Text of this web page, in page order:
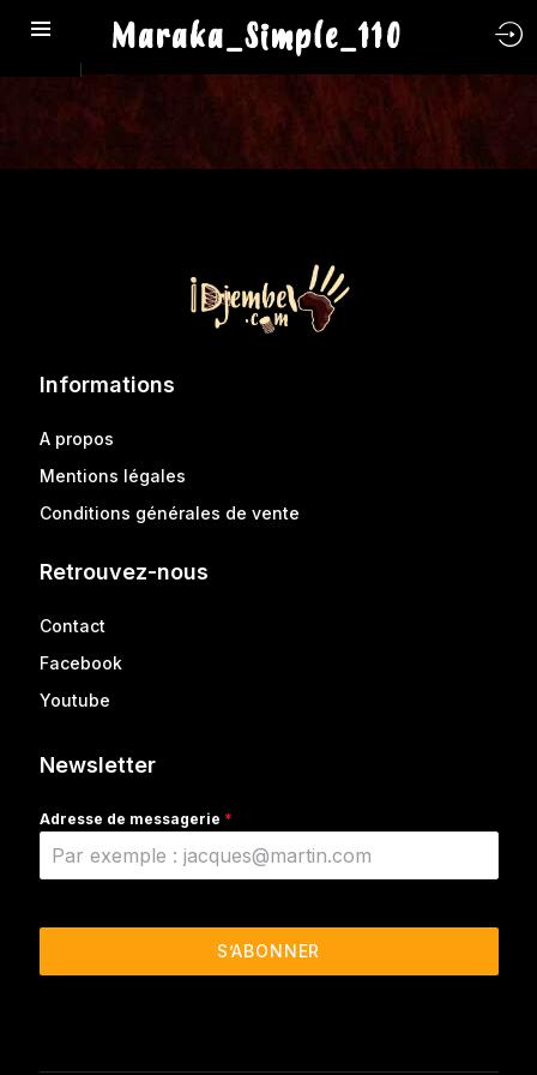
Maraka_Simple_110
Informations
A propos
Mentions légales
Conditions générales de vente
Retrouvez-nous
Contact
Facebook
Youtube
Newsletter
Adresse de messagerie *
S’ABONNER